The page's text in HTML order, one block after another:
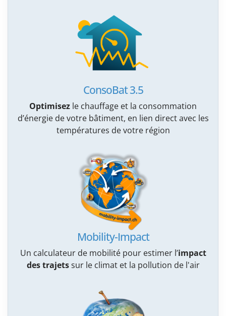
ConsoBat 3.5
Optimisez le chauffage et la consommation
d’énergie de votre bâtiment, en lien direct avec les
températures de votre région
Mobility-Impact
Un calculateur de mobilité pour estimer l’impact
des trajetssur le climat et la pollution de l'air